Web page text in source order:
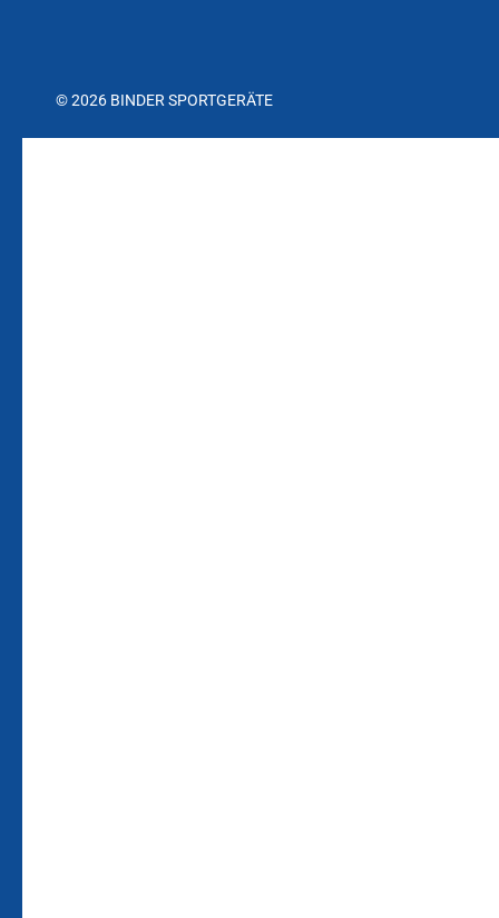
© 2026 BINDER SPORTGERÄTE